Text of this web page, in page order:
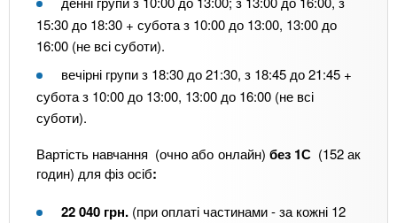
15:30 до 18:30 + субота з 10:00 до 13:00, 13:00 до
16:00 (не всі суботи).
вечірні групи з 18:30 до 21:30, з 18:45 до 21:45 +
субота з 10:00 до 13:00, 13:00 до 16:00 (не всі
суботи).
Вартість навчання (очно або онлайн) без 1С(152 ак
годин) для фіз осіб:
22 040 грн. (при оплаті частинами - за кожні 12